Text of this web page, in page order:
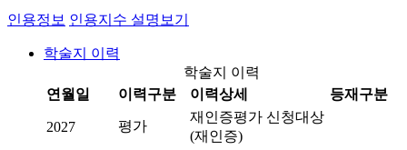
인용정보 인용지수 설명보기
학술지 이력
학술지 이력
연월일
이력구분 이력상세 등재구분
2027 평가
재인증평가 신청대상
(재인증)